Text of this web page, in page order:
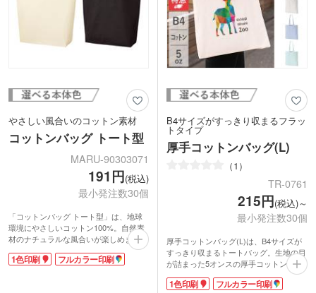
やさしい風合いのコットン素材
コットンバッグ トート型
MARU-90303071
191円(税込)
最小発注数30個
「コットンバッグ トート型」は、地球
環境にやさしいコットン100%。自然素
材のナチュラルな風合いが楽しめます。
マチ付でたっぷり入るデザイン。持ち手
が長めなので、手持ちでも肩掛けでも
1色印刷 フルカラー印刷
B4サイズがすっきり収まるフラッ
トタイプ
厚手コットンバッグ(L)
1
TR-0761
215円(税込)～
最小発注数30個
厚手コットンバッグ(L)は、B4サイズが
すっきり収まるトートバッグ。生地の目
が詰まった5オンスの厚手コットンで、
シーチングと比べてバッグの中身が透け
にくいです。
1色印刷 フルカラー印刷